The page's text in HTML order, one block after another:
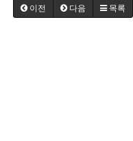
이전 다음 목록